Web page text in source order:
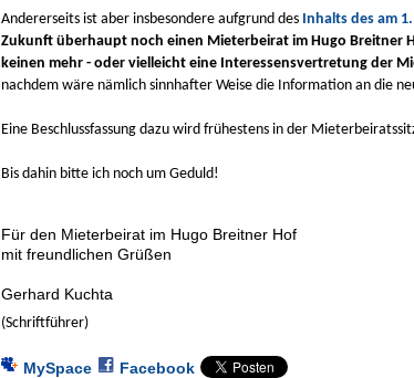
Andererseits ist aber insbesondere aufgrund des Inhalts des am
Zukunft überhaupt noch einen Mieterbeirat im Hugo Breitner
keinen mehr - oder vielleicht eine Interessensvertretung der
nachdem wäre nämlich sinnhafter Weise die Information an die
Eine Beschlussfassung dazu wird frühestens in der
Bis dahin bitte ich noch um Geduld!
Für den Mieterbeirat im Hugo Breitner Hof
mit freundlichen Grüßen
Gerhard Kuchta
(Schriftführer)
MySpace Facebook